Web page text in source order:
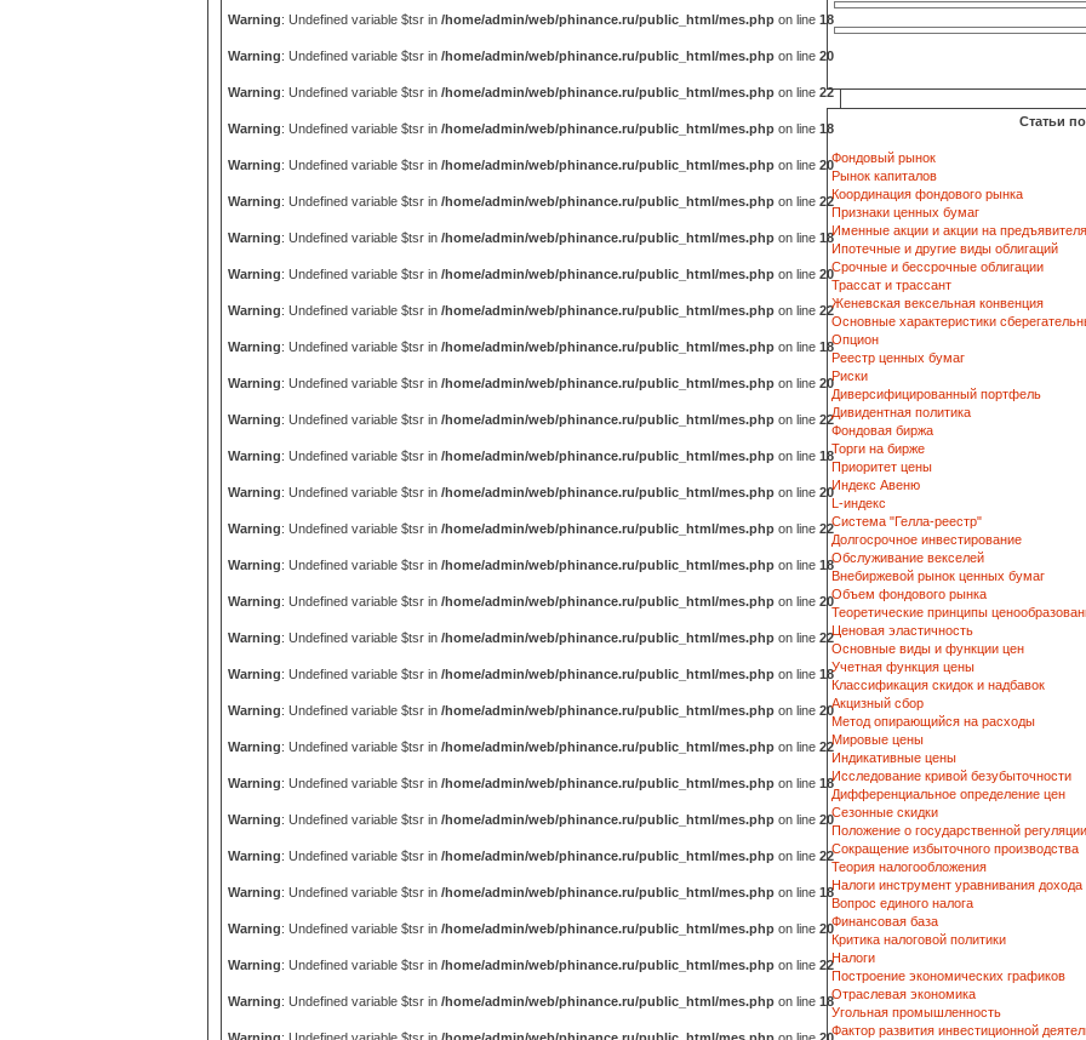
Warning: Undefined variable $tsr in /home/admin/web/phinance.ru/public_html/mes.php on line 18
Warning: Undefined variable $tsr in /home/admin/web/phinance.ru/public_html/mes.php on line 20
Warning: Undefined variable $tsr in /home/admin/web/phinance.ru/public_html/mes.php on line 22
Warning: Undefined variable $tsr in /home/admin/web/phinance.ru/public_html/mes.php on line 18
Warning: Undefined variable $tsr in /home/admin/web/phinance.ru/public_html/mes.php on line 20
Warning: Undefined variable $tsr in /home/admin/web/phinance.ru/public_html/mes.php on line 22
Warning: Undefined variable $tsr in /home/admin/web/phinance.ru/public_html/mes.php on line 18
Warning: Undefined variable $tsr in /home/admin/web/phinance.ru/public_html/mes.php on line 20
Warning: Undefined variable $tsr in /home/admin/web/phinance.ru/public_html/mes.php on line 22
Warning: Undefined variable $tsr in /home/admin/web/phinance.ru/public_html/mes.php on line 18
Warning: Undefined variable $tsr in /home/admin/web/phinance.ru/public_html/mes.php on line 20
Warning: Undefined variable $tsr in /home/admin/web/phinance.ru/public_html/mes.php on line 22
Warning: Undefined variable $tsr in /home/admin/web/phinance.ru/public_html/mes.php on line 18
Warning: Undefined variable $tsr in /home/admin/web/phinance.ru/public_html/mes.php on line 20
Warning: Undefined variable $tsr in /home/admin/web/phinance.ru/public_html/mes.php on line 22
Warning: Undefined variable $tsr in /home/admin/web/phinance.ru/public_html/mes.php on line 18
Warning: Undefined variable $tsr in /home/admin/web/phinance.ru/public_html/mes.php on line 20
Warning: Undefined variable $tsr in /home/admin/web/phinance.ru/public_html/mes.php on line 22
Warning: Undefined variable $tsr in /home/admin/web/phinance.ru/public_html/mes.php on line 18
Warning: Undefined variable $tsr in /home/admin/web/phinance.ru/public_html/mes.php on line 20
Warning: Undefined variable $tsr in /home/admin/web/phinance.ru/public_html/mes.php on line 22
Warning: Undefined variable $tsr in /home/admin/web/phinance.ru/public_html/mes.php on line 18
Warning: Undefined variable $tsr in /home/admin/web/phinance.ru/public_html/mes.php on line 20
Warning: Undefined variable $tsr in /home/admin/web/phinance.ru/public_html/mes.php on line 22
Warning: Undefined variable $tsr in /home/admin/web/phinance.ru/public_html/mes.php on line 18
Warning: Undefined variable $tsr in /home/admin/web/phinance.ru/public_html/mes.php on line 20
Warning: Undefined variable $tsr in /home/admin/web/phinance.ru/public_html/mes.php on line 22
Warning: Undefined variable $tsr in /home/admin/web/phinance.ru/public_html/mes.php on line 18
Статьи
Фондовый рынок
Рынок капиталов
Координация фондового рынка
Признаки ценных бумаг
Именные акции и акции на предъявителя
Ипотечные и другие виды облигаций
Срочные и бессрочные облигации
Трассат и трассант
Женевская вексельная конвенция
Основные характеристики
Опцион
Реестр ценных бумаг
Риски
Диверсифицированный портфель
Дивидентная политика
Фондовая биржа
Торги на бирже
Приоритет цены
Индекс Авеню
L-индекс
Система "Гелла-реестр"
Долгосрочное инвестирование
Обслуживание векселей
Внебиржевой рынок ценных бумаг
Объем фондового рынка
Теоретические принципы
Ценовая эластичность
Основные виды и функции цен
Учетная функция цены
Классификация скидок и надбавок
Акцизный сбор
Метод опирающийся на расходы
Мировые цены
Индикативные цены
Исследование кривой безубыточности
Дифференциальное определение цен
Сезонные скидки
Положение о государственной регуляции
Сокращение избыточного производства
Теория налогообложения
Налоги инструмент уравнивания дохода
Вопрос единого налога
Финансовая база
Критика налоговой политики
Налоги
Построение экономических графиков
Отраслевая экономика
Угольная промышленность
Фактор развития инвестиционной